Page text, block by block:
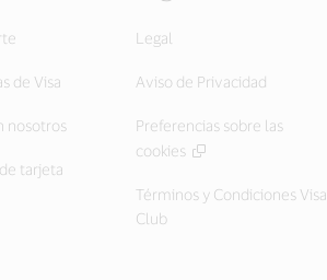
de Visa
nosotros
tarjeta
Legal
Aviso de Privacidad
Preferencias sobre las
cookies
Términos y Condiciones Visa
Club